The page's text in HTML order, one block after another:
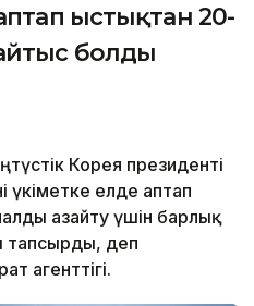
ыстықтан 20-
болды
Корея президенті
үкіметке елде аптап
азайту үшін барлық
деп
агенттігі.